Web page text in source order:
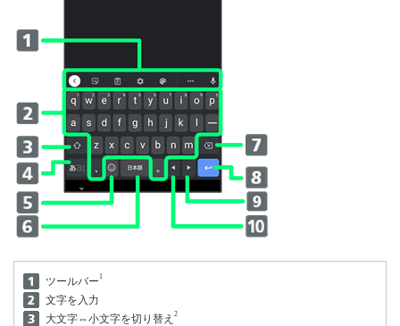
ツールバー 1
文字を入力
大文字⇔小文字を切り替え 2